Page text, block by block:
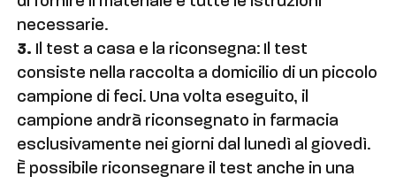
necessarie.
3. Il test a casa e la riconsegna: Il test
consiste nella raccolta a domicilio di un piccolo
campione di feci. Una volta eseguito, il
campione andrà riconsegnato in farmacia
esclusivamente nei giorni dal lunedì al giovedì.
È possibile riconsegnare il test anche in una